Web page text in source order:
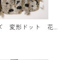
変形ドット 花
ブラウス オフ
4767